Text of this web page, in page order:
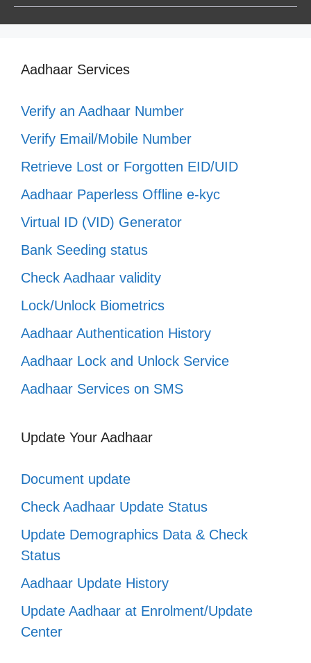
Aadhaar Services
Verify an Aadhaar Number
Verify Email/Mobile Number
Retrieve Lost or Forgotten EID/UID
Aadhaar Paperless Offline e-kyc
Virtual ID (VID) Generator
Bank Seeding status
Check Aadhaar validity
Lock/Unlock Biometrics
Aadhaar Authentication History
Aadhaar Lock and Unlock Service
Aadhaar Services on SMS
Update Your Aadhaar
Document update
Check Aadhaar Update Status
Update Demographics Data & Check
Status
Aadhaar Update History
Update Aadhaar at Enrolment/Update
Center